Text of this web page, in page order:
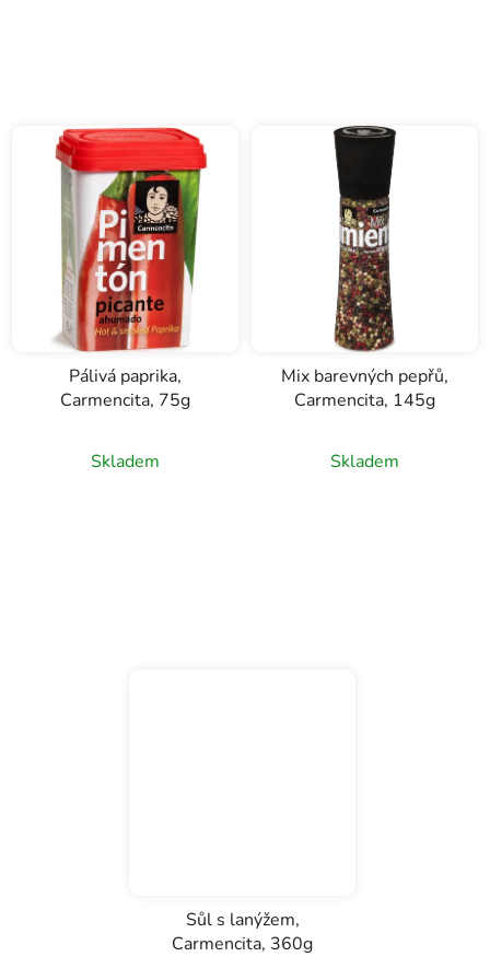
Pálivá paprika,
Carmencita, 75g
Skladem
Mix barevných pepřů,
Carmencita, 145g
Skladem
Sůl s lanýžem,
Carmencita, 360g